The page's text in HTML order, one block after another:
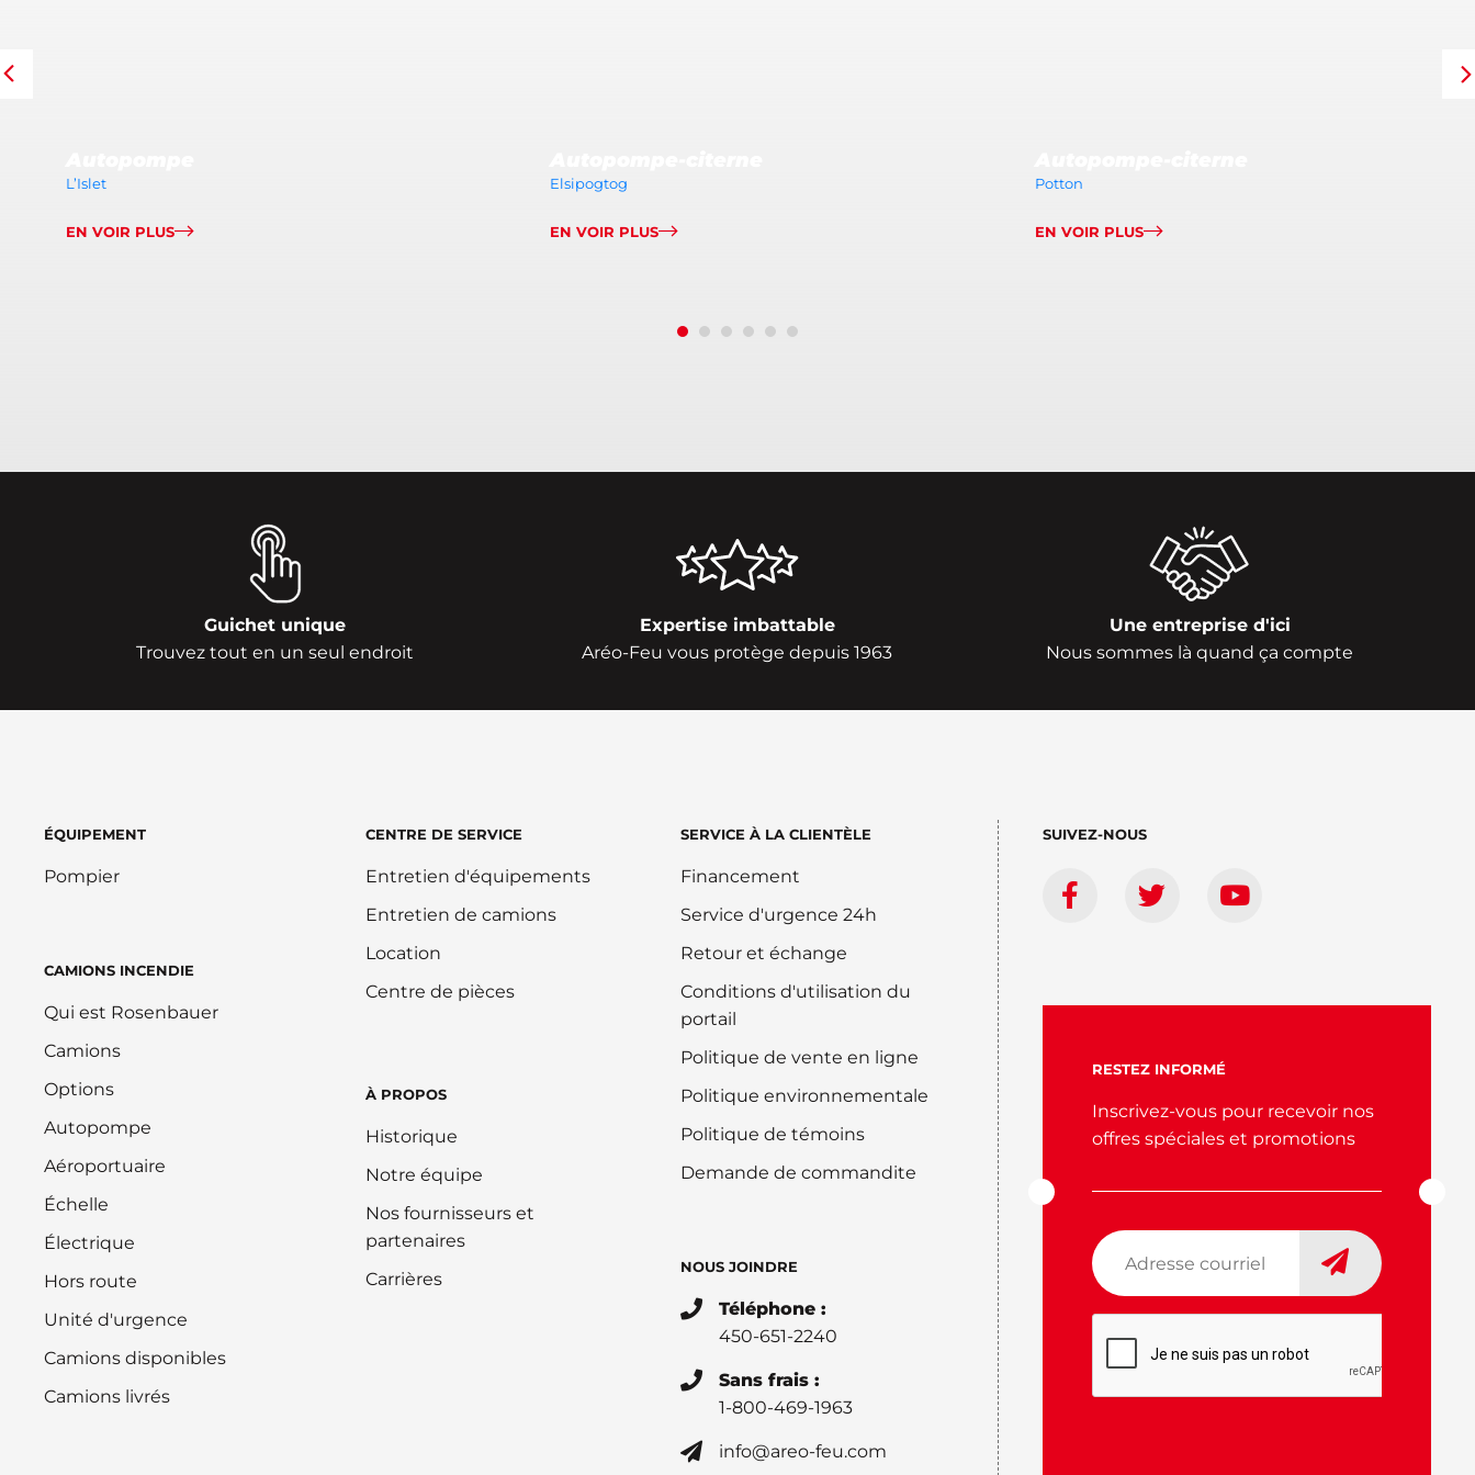
L’Islet
EN VOIR PLUS
Elsipogtog
EN VOIR PLUS
Potton
EN VOIR PLUS
Guichet unique
Trouvez tout en un seul endroit
Expertise imbattable
Aréo-Feu vous protège depuis 1963
Une entreprise d'ici
Nous sommes là quand ça compte
ÉQUIPEMENT
Pompier
CAMIONS INCENDIE
Qui est Rosenbauer
Camions
Options
Autopompe
Aéroportuaire
Échelle
Électrique
Hors route
Unité d'urgence
Camions disponibles
Camions livrés
CENTRE DE SERVICE
Entretien d'équipements
Entretien de camions
Location
Centre de pièces
À PROPOS
Historique
Notre équipe
Nos fournisseurs et
partenaires
Carrières
SERVICE À LA CLIENTÈLE
Financement
Service d'urgence 24h
Retour et échange
Conditions d'utilisation du
portail
Politique de vente en ligne
Politique environnementale
Politique de témoins
Demande de commandite
NOUS JOINDRE
Téléphone :
450-651-2240
Sans frais :
1-800-469-1963
info@areo-feu.com
SUIVEZ-NOUS
RESTEZ INFORMÉ
Inscrivez-vous pour recevoir nos
offres spéciales et promotions
Adresse
courriel